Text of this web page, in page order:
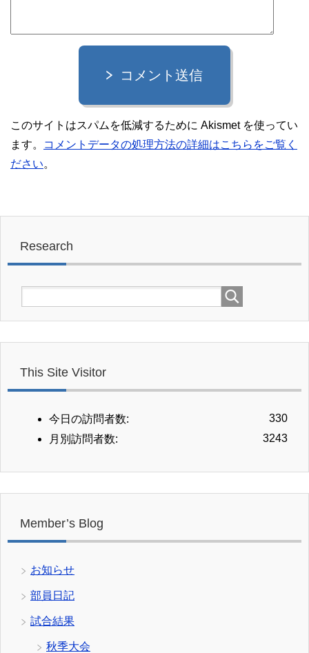
コメント送信
このサイトはスパムを低減するために Akismet を使ってい
ます。
コメントデータの処理方法の詳細はこちらをご覧く
ださい。
Research
This Site Visitor
330
今日の訪問者数:
3243
月別訪問者数:
Member’s Blog
お知らせ
部員日記
試合結果
秋季大会